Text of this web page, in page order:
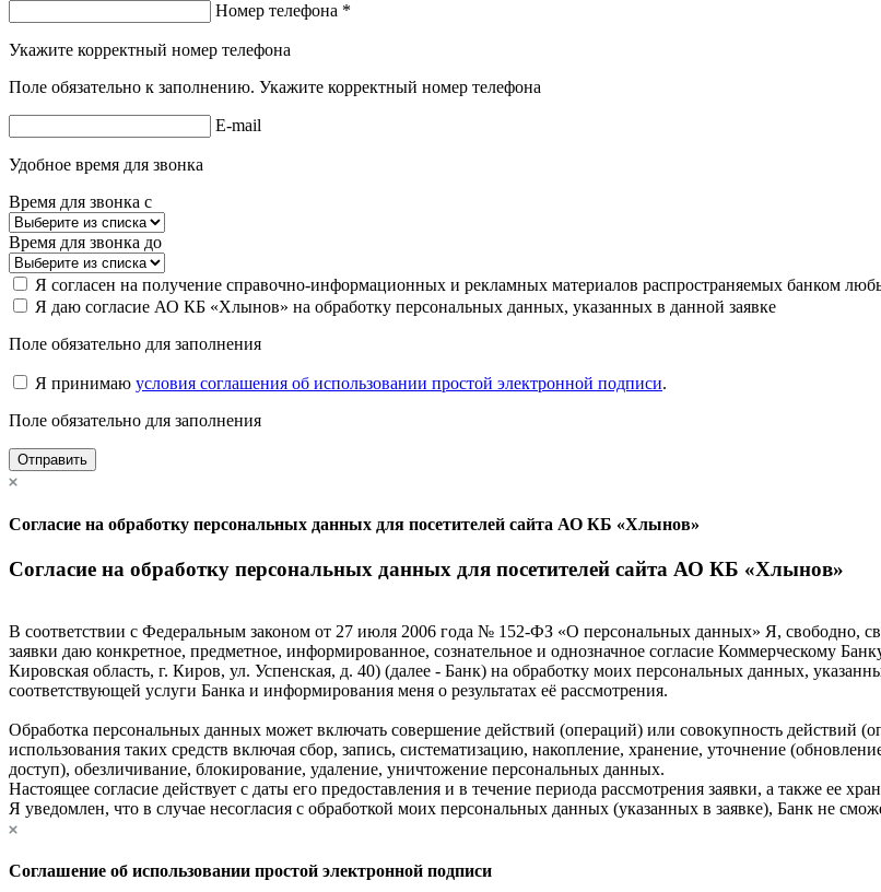
Номер телефона *
Укажите корректный номер телефона
Поле обязательно к заполнению. Укажите корректный номер телефона
E-mail
Удобное время для звонка
Время для звонка с
Время для звонка до
Я согласен на получение справочно-информационных и рекламных материалов распространяемых банком
Я даю согласие АО КБ «Хлынов» на обработку персональных данных, указанных в данной заявке
Поле обязательно для заполнения
Я принимаю условия соглашения об использовании простой электронной подписи.
Поле обязательно для заполнения
Отправить
Согласие на обработку персональных данных для посетителей сайта АО КБ «Хлынов»
Согласие на обработку персональных данных для посетителей сайта АО КБ «Хлынов»
В соответствии с Федеральным законом от 27 июля 2006 года № 152-ФЗ «О персональных данных» Я, свободно,
заявки даю конкретное, предметное, информированное, сознательное и однозначное согласие Коммерческому
Кировская область, г. Киров, ул. Успенская, д. 40) (далее - Банк) на обработку моих персональных данных,
соответствующей услуги Банка и информирования меня о результатах её рассмотрения.
Обработка персональных данных может включать совершение действий (операций) или совокупность действий
использования таких средств включая сбор, запись, систематизацию, накопление, хранение, уточнение
доступ), обезличивание, блокирование, удаление, уничтожение персональных данных.
Настоящее согласие действует с даты его предоставления и в течение периода рассмотрения заявки, а также ее
Я уведомлен, что в случае несогласия с обработкой моих персональных данных (указанных в заявке), Банк не
Соглашение об использовании простой электронной подписи